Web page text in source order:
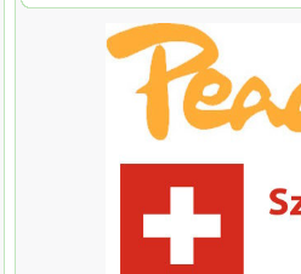
Tusz Peach PI300-